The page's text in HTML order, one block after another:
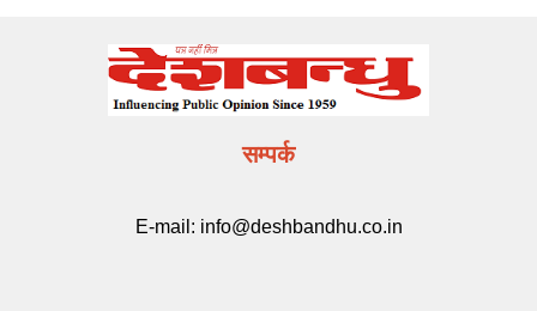
सम्पर्क
E-mail: info@deshbandhu.co.in